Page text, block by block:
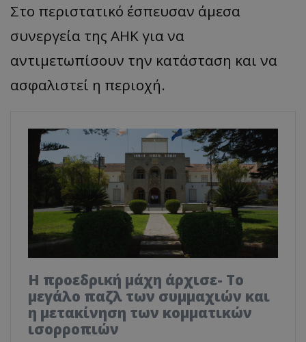
Στο περιστατικό έσπευσαν άμεσα
συνεργεία της AHK για να
αντιμετωπίσουν την κατάσταση και να
ασφαλιστεί η περιοχή.
Η προεδρική μάχη άρχισε- Το
μεγάλο παζλ των συμμαχιών και
η μετακίνηση των κομματικών
ισορροπιών